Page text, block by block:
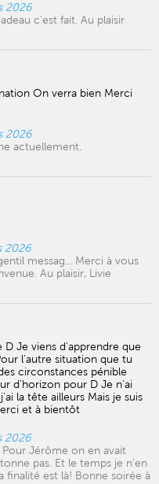
2026
c'est fait. Au plaisir
On verra bien Merci
2026
actuellement.
2026
messag... Merci à vous
Au plaisir, Livie
D Je viens d'apprendre que
l'autre situation que tu
circonstances pénible
d'horizon pour D Je n'ai
la tête ailleurs Mais je suis
et à bientôt
2026
Jérôme on en avait
pas. Et le temps je n'en
finalité est là! Bonne soirée à